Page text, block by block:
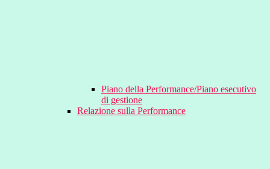
Piano della Performance/Piano esecutivo
di gestione
Relazione sulla Performance